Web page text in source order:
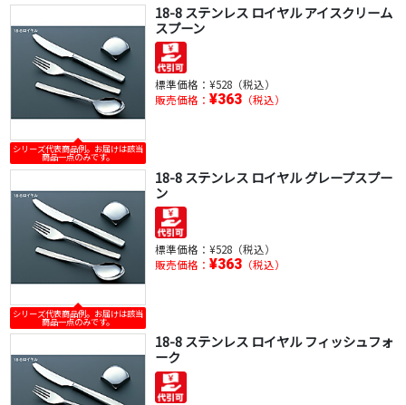
シリーズ代表商品例。お届けは該当
商品一点のみです。
18-8 ステンレス ロイヤル アイスクリーム
スプーン
標準価格： ¥528（税込）
販売価格： ¥363（税込）
シリーズ代表商品例。お届けは該当
商品一点のみです。
18-8 ステンレス ロイヤル グレープスプー
ン
標準価格： ¥528（税込）
販売価格： ¥363（税込）
18-8 ステンレス ロイヤル フィッシュフォ
ーク